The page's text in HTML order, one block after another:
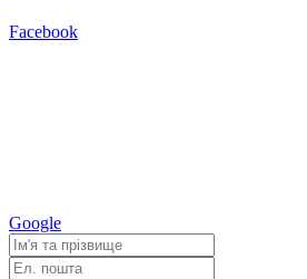
Facebook
Google